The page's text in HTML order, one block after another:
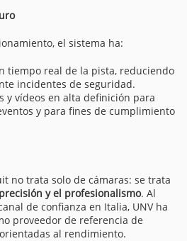
el sistema ha:
tiempo real de la pista, reduciendo
incidentes de seguridad.
y vídeos en alta definición para
y para fines de cumplimiento
no trata solo de cámaras: se trata
y el profesionalismo. Al
de confianza en Italia, UNV ha
proveedor de referencia de
al rendimiento.